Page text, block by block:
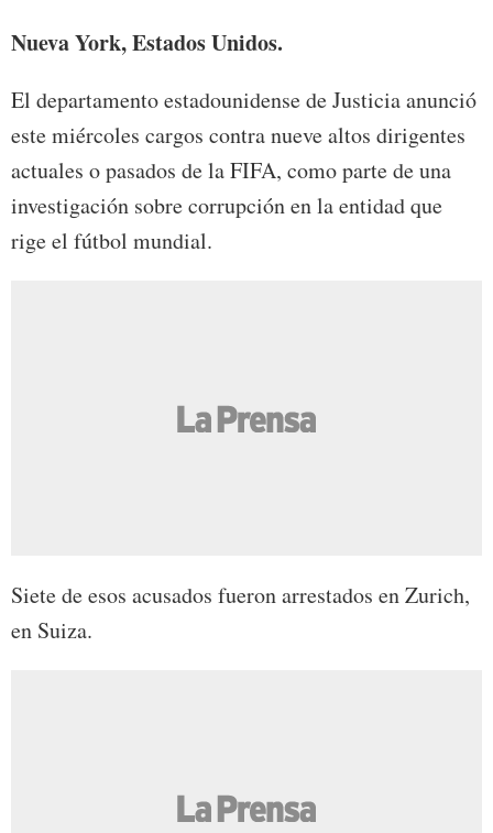
Nueva York, Estados Unidos.
El departamento estadounidense de Justicia anunció
este miércoles cargos contra nueve altos dirigentes
actuales o pasados de la FIFA, como parte de una
investigación sobre corrupción en la entidad que
rige el fútbol mundial.
Siete de esos acusados fueron arrestados en Zurich,
en Suiza.